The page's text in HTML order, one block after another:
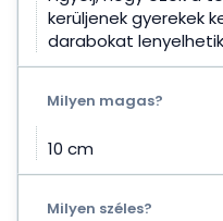
kerüljenek gyerekek
darabokat lenyelhetik
Milyen magas?
10 cm
Milyen széles?